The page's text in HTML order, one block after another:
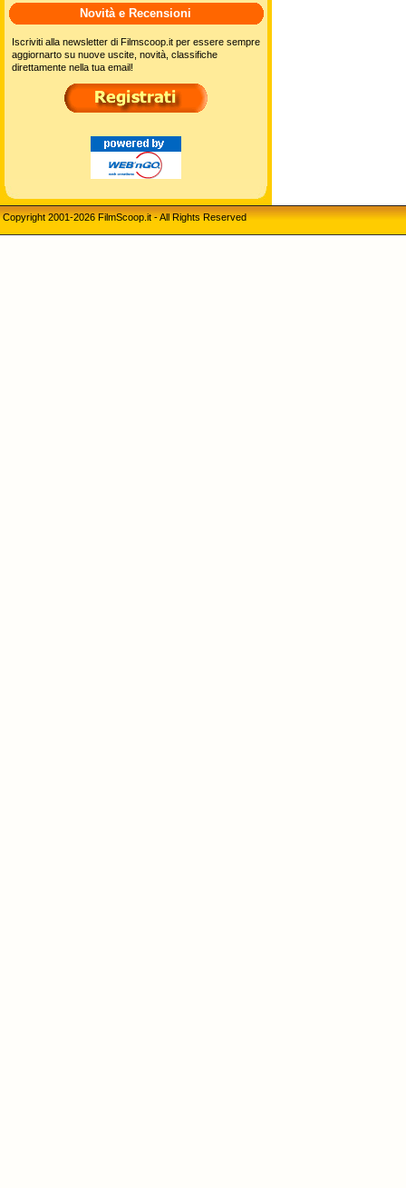
Novità e Recensioni
Iscriviti alla newsletter di Filmscoop.it per essere sempre
aggiornarto su nuove uscite, novità, classifiche
direttamente nella tua email!
Copyright 2001-2026 FilmScoop.it - All Rights Reserved